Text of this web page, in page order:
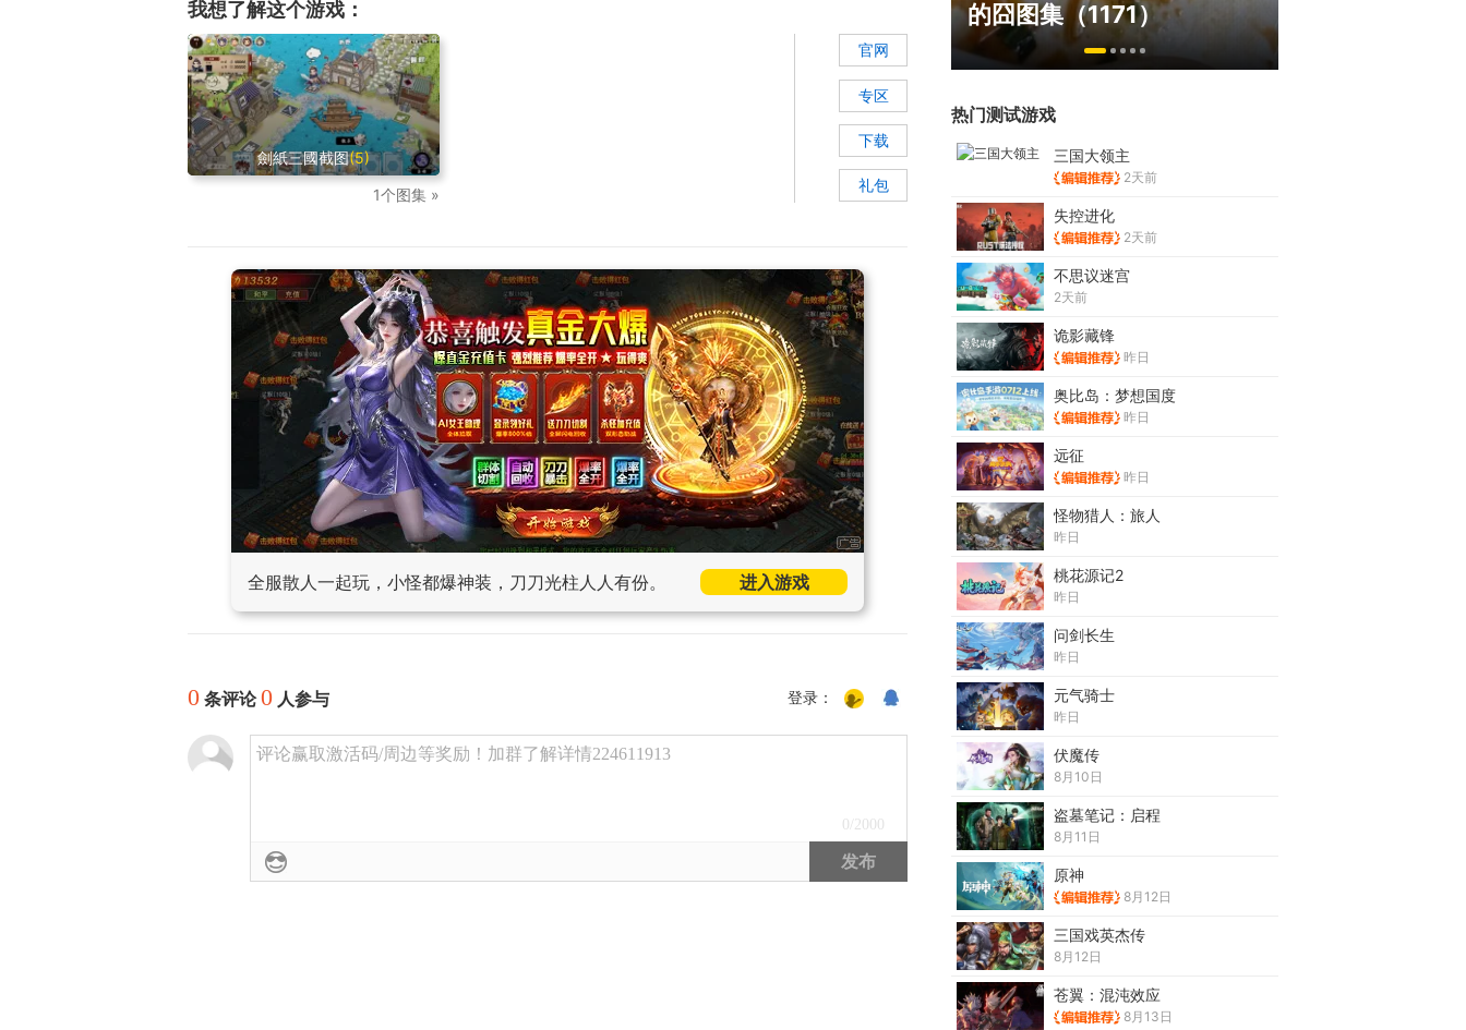
我想了解这个游戏：
劍紙三國截图(5)
1个图集 »
官网
专区
下载
礼包
全服散人一起玩，小怪都爆神装，刀刀光柱人人有份。 进入游戏
0 条评论0 人参与 登录：
评论赢取激活码/周边等奖励！加群了解详情224611913
0 /2000
发布
爆开启
拉爆了！大雷熟女上演蒙眼
play
热门测试游戏
三国大领主
2天前
失控进化
2天前
不思议迷宫
2天前
诡影藏锋
昨日
奥比岛：梦想国度
昨日
远征
昨日
怪物猎人：旅人
昨日
桃花源记2
昨日
问剑长生
昨日
元气骑士
昨日
伏魔传
8月10日
盗墓笔记：启程
8月11日
原神
8月12日
三国戏英杰传
8月12日
苍翼：混沌效应
8月13日